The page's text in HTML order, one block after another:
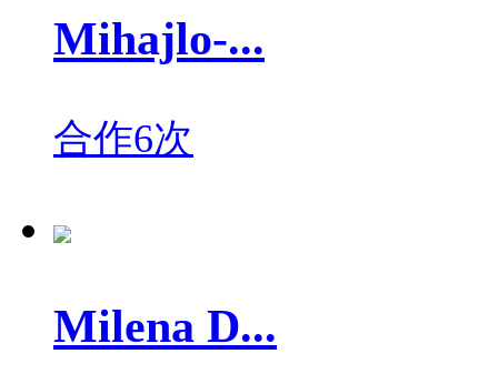
Mihajlo-...
合作6次
Milena D...